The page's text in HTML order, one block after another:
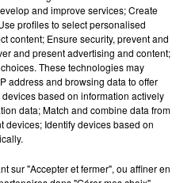
du centre-ville
est contraint de
16h04
16h04
and improve services; Create
profiles to select personalised
content; Ensure security, prevent and
and present advertising and content;
These technologies may
address and browsing data to offer
based on information actively
data; Match and combine data from
devices; Identify devices based on
sur "Accepter et fermer", ou affiner en